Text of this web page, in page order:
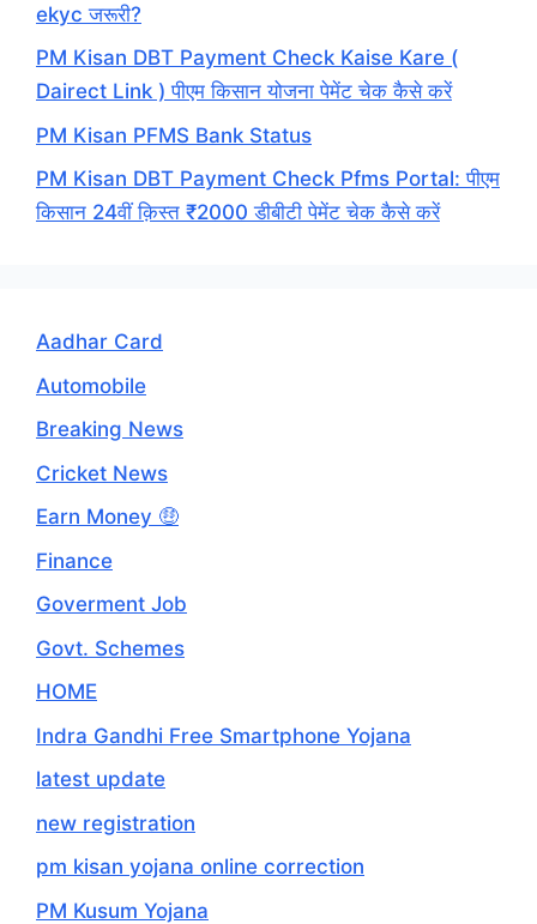
ekyc जरूरी?
PM Kisan DBT Payment Check Kaise Kare (
Dairect Link ) पीएम किसान योजना पेमेंट चेक कैसे करें
PM Kisan PFMS Bank Status
PM Kisan DBT Payment Check Pfms Portal: पीएम
किसान 24वीं क़िस्त ₹2000 डीबीटी पेमेंट चेक कैसे करें
Aadhar Card
Automobile
Breaking News
Cricket News
Earn Money 🤑
Finance
Goverment Job
Govt. Schemes
HOME
Indra Gandhi Free Smartphone Yojana
latest update
new registration
pm kisan yojana online correction
PM Kusum Yojana